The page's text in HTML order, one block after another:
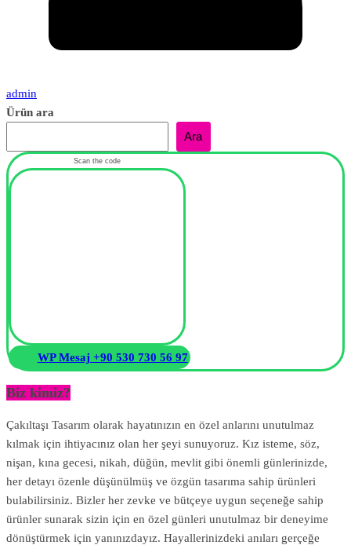
admin
Ürün ara
Ara
Scan the code
WP Mesaj +90 530 730 56 97
Biz kimiz?
Çakıltaşı Tasarım olarak hayatınızın en özel anlarını unutulmaz
kılmak için ihtiyacınız olan her şeyi sunuyoruz. Kız isteme, söz,
nişan, kına gecesi, nikah, düğün, mevlit gibi önemli günlerinizde,
her detayı özenle düşünülmüş ve özgün tasarıma sahip ürünleri
bulabilirsiniz. Bizler her zevke ve bütçeye uygun seçeneğe sahip
ürünler sunarak sizin için en özel günleri unutulmaz bir deneyime
dönüştürmek için yanınızdayız. Hayallerinizdeki anıları gerçeğe